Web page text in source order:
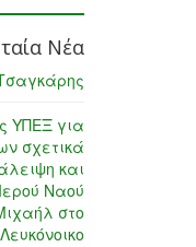
Νέα
ΥΠΕΞ για
σχετικά
και
Ναού
στο